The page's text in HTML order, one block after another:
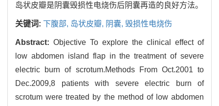
岛状皮瓣是阴囊毁损性电烧伤后阴囊再造的良好方法。
关键词: 下腹部, 岛状皮瓣, 阴囊, 毁损性电烧伤
Abstract: Objective To explore the clinical effect of
low abdomen island flap in the treatment of severe
electric burn of scrotum.Methods From Oct.2001 to
Dec.2009,8 patients with severe electric burn of
scrotum were treated by the method of low abdomen